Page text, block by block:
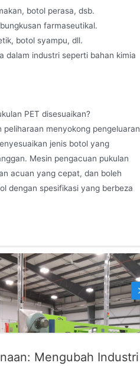
botol perasa, dsb.
farmaseutikal.
botol syampu, dll.
dalam industri seperti bahan kimia
PET disesuaikan?
menyokong pengeluaran
jenis botol yang
Mesin pengacuan pukulan
acuan yang cepat, dan boleh
dengan spesifikasi yang berbeza
Mengubah Industri